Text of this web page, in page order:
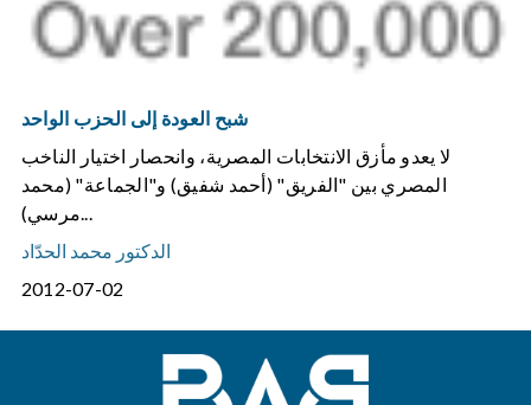
شبح العودة إلى الحزب الواحد
لا يعدو مأزق الانتخابات المصرية، وانحصار اختيار الناخب
المصري بين "الفريق" (أحمد شفيق) و"الجماعة" (محمد
مرسي)...
الدكتور محمد الحدّاد
2012-07-02